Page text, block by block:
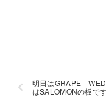
明日はGRAPE
はSALOMONの板で